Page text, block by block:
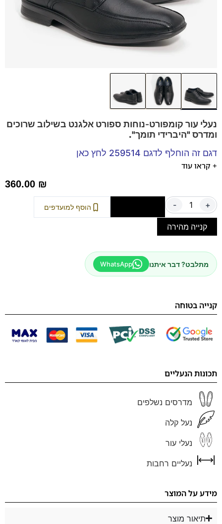
נעלי עור קומפורט-נוחות ספורט אלגנט בשילוב שרוכים
ומדרס "היברידי תומך".
דגם זה הוחלף לדגם 259514 לחץ כאן
נעלים נוחות במיוחד – מקולקציית ה
ספידות וביטנות נושמות וסופגות זיעה.
+ קראו עוד
360.00 ₪
- + הוסף למועדפים
קנייה מהירה
מתלבט? דבר איתנו WhatsApp
קנייה בטוחה
תכונות הנעליים
מדרסים נשלפים
נעל קלה
נעלי עור
נעליים רחבות
מידע על המוצר
תיאור מוצר